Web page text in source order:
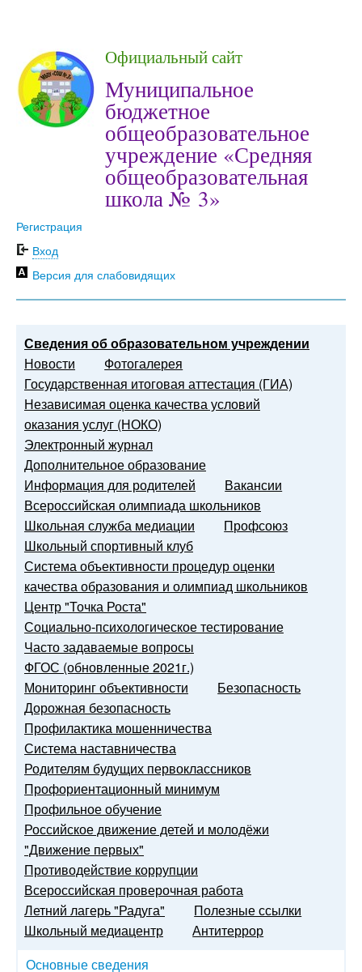
Официальный сайт
Муниципальное
бюджетное
общеобразовательное
учреждение «Средняя
общеобразовательная
школа № 3»
Регистрация
Вход
Версия для слабовидящих
Сведения об образовательном учреждении
Новости
Фотогалерея
Государственная итоговая аттестация (ГИА)
Независимая оценка качества условий
оказания услуг (НОКО)
Электронный журнал
Дополнительное образование
Информация для родителей
Вакансии
Всероссийская олимпиада школьников
Школьная служба медиации
Профсоюз
Школьный спортивный клуб
Система объективности процедур оценки
качества образования и олимпиад школьников
Центр "Точка Роста"
Социально-психологическое тестирование
Часто задаваемые вопросы
ФГОС (обновленные 2021г.)
Мониторинг объективности
Безопасность
Дорожная безопасность
Профилактика мошенничества
Система наставничества
Родителям будущих первоклассников
Профориентационный минимум
Профильное обучение
Российское движение детей и молодёжи
"Движение первых"
Противодействие коррупции
Всероссийская проверочная работа
Летний лагерь "Радуга"
Полезные ссылки
Школьный медиацентр
Антитеррор
Основные сведения